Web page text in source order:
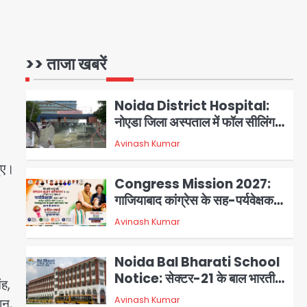
>> ताजा खबरें
1
किलो कूड़ा हटाया
2
Noida District Hospital:
नोएडा जिला अस्पताल में फॉल सीलिंग
गिरी, गायनो OT गैलरी में बड़ा हादसा
टला; मरीजों की सुरक्षा पर उठे सवाल
Avinash Kumar
3
Congress Mission 2027:
गाजियाबाद कांग्रेस के सह-पर्यवेक्षक
बने सतेन्द्र शर्मा, गौतमबुद्धनगर नेताओं
ने जताया आभार
Avinash Kumar
Noida Bal Bharati School
Notice: सेक्टर-21 के बाल भारती
स्कूल में बिना खिड़की-वेंटिलेशन
Avinash Kumar